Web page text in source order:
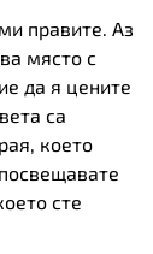
правите. Аз
място с
да я цените
са
което
сте